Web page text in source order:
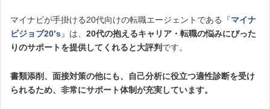
マイナビが手掛ける20代向けの転職エージェントである『マイナ
ビジョブ20’s 』は、 20代の抱えるキャリア・転職の悩みにぴった
りのサポートを提供してくれると大評判 です。
書類添削、面接対策の他にも、自己分析に役立つ適性診断を受け
られるため、非常にサポート体制が充実しています。